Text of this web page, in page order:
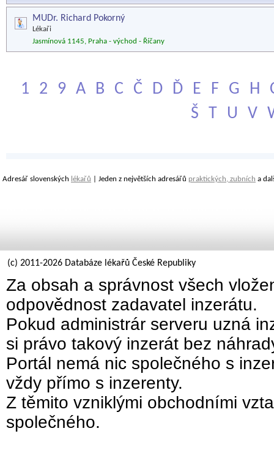
MUDr. Richard Pokorný
Lékaři
Jasmínová 1145, Praha - východ - Říčany
1 2 9 A B C Č D Ď E F G H
Š
T U V
Adresář slovenských lékařů | Jeden z největších adresářů praktických, zubních a
(c) 2011-2026 Databáze lékařů České Republiky
Za obsah a správnost všech
odpovědnost zadavatel inzerátu.
Pokud administrár serveru uzná
si právo takový inzerát bez
Portál nemá nic společného s
vždy přímo s inzerenty.
Z těmito vzniklými obchodními
společného.